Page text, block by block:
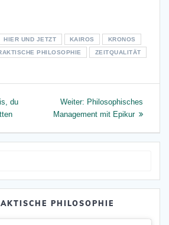
HIER UND JETZT KAIROS
KRONOS
PHILOSOPHIE ZEITQUALITÄT
du
Weiter: Nächster
Beitrag:
Philosophisches
Management mit Epikur
PHILOSOPHIE